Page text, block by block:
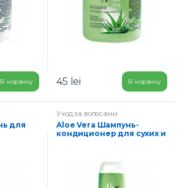
В корзину 45 lei В корзину
Уход за волосами
Aloe Vera Шампунь-
кондиционер для сухих и